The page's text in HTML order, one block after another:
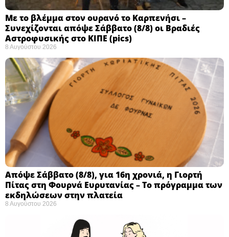
Με το βλέμμα στον ουρανό το Καρπενήσι –
Συνεχίζονται απόψε Σάββατο (8/8) οι Βραδιές
Αστροφυσικής στο ΚΙΠΕ (pics)
8 Αυγούστου 2026
Απόψε Σάββατο (8/8), για 16η χρονιά, η Γιορτή
Πίτας στη Φουρνά Ευρυτανίας – Το πρόγραμμα των
εκδηλώσεων στην πλατεία
8 Αυγούστου 2026